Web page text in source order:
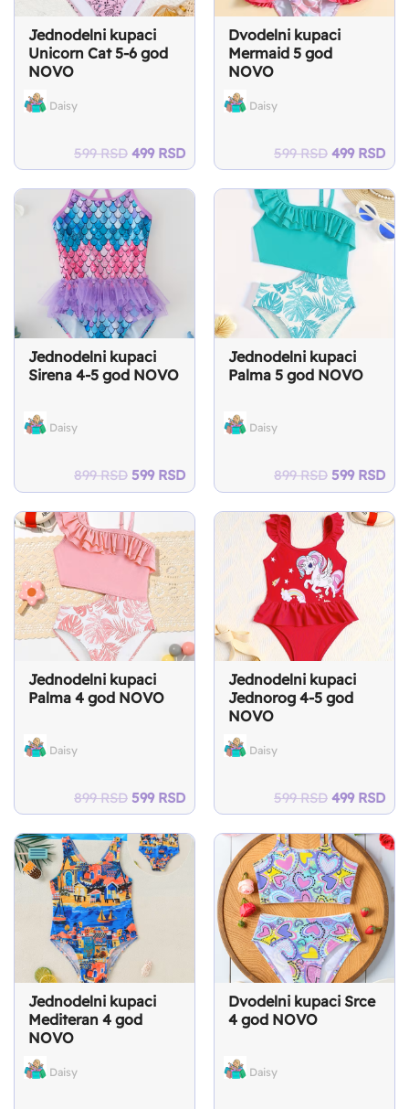
Jednodelni kupaci
Unicorn Cat 5-6 god
NOVO
Daisy
599RSD Original
price
was:
599 RSD.
499 RSDCurrent
price
is:
Dvodelni kupaci
Mermaid 5 god
NOVO
Daisy
599RSD Original
price
was:
599 RSD.
499 RSD
is:
Jednodelni kupaci
Sirena 4-5 god NOVO
Daisy
899RSD Original
price
was:
899 RSD.
599 RSDCurrent
price
is:
599 RSD.
Jednodelni kupaci
Palma 5 god NOVO
Daisy
899RSD Original
price
was:
899 RSD.
599 RSD
is:
Jednodelni kupaci
Palma 4 god NOVO
Daisy
899RSD Original
price
was:
899 RSD.
599 RSDCurrent
price
is:
599 RSD.
Jednodelni kupaci
Jednorog 4-5 god
NOVO
Daisy
599RSD Original
price
was:
599 RSD.
499 RSD
is:
Jednodelni kupaci
Mediteran 4 god
NOVO
Daisy
Dvodelni kupaci Srce
4 god NOVO
Daisy